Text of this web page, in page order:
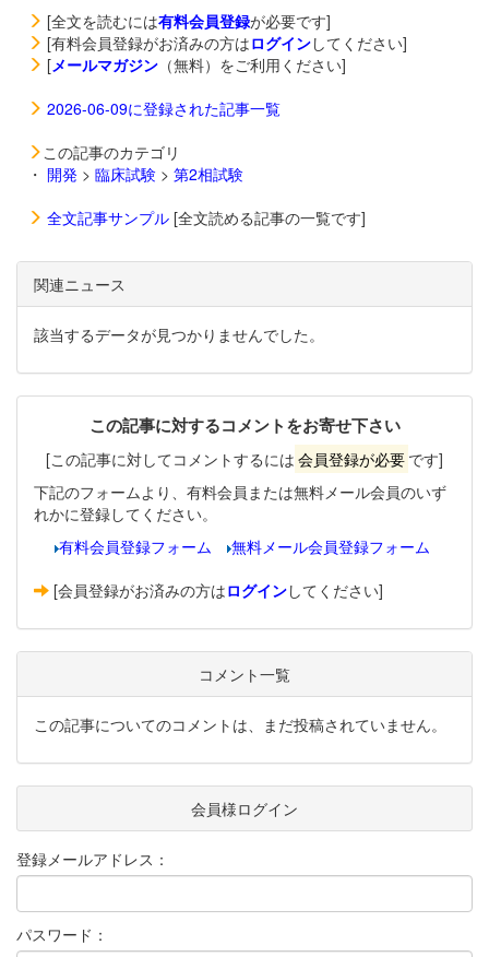
[全文を読むには有料会員登録が必要です]
[有料会員登録がお済みの方はログインしてください]
[メールマガジン （無料）をご利用ください]
2026-06-09に登録された記事一覧
この記事のカテゴリ
・ 開発 > 臨床試験 > 第2相試験
全文記事サンプル [全文読める記事の一覧です]
関連ニュース
該当するデータが見つかりませんでした。
この記事に対するコメントをお寄せ下さい
[この記事に対してコメントするには 会員登録が必要 です]
下記のフォームより、有料会員または無料メール会員のいず
れかに登録してください。
有料会員登録フォーム
無料メール会員登録フォーム
[会員登録がお済みの方はログインしてください]
コメント一覧
この記事についてのコメントは、まだ投稿されていません。
会員様ログイン
登録メールアドレス：
パスワード：